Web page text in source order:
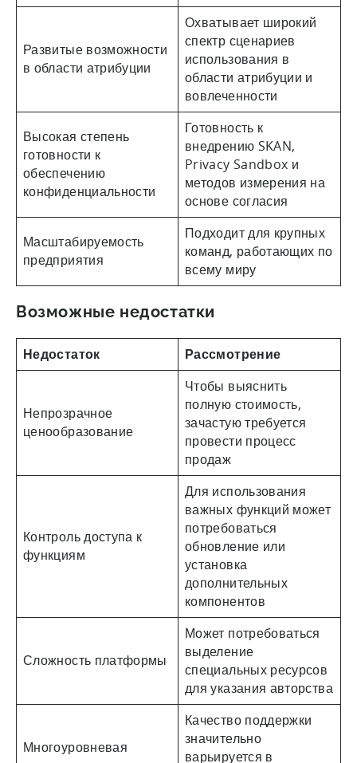
Развитые возможности
в области атрибуции
Охватывает широкий
спектр сценариев
использования в
области атрибуции и
вовлеченности
Высокая степень
готовности к
обеспечению
конфиденциальности
Готовность к
внедрению SKAN,
Privacy Sandbox и
методов измерения на
основе согласия
Масштабируемость
предприятия
Подходит для крупных
команд, работающих по
всему миру
Возможные недостатки
Недостаток Рассмотрение
Непрозрачное
ценообразование
Чтобы выяснить
полную стоимость,
зачастую требуется
провести процесс
продаж
Контроль доступа к
функциям
Для использования
важных функций может
потребоваться
обновление или
установка
дополнительных
компонентов
Сложность платформы
Может потребоваться
выделение
специальных ресурсов
для указания авторства
Многоуровневая
Качество поддержки
значительно
варьируется в